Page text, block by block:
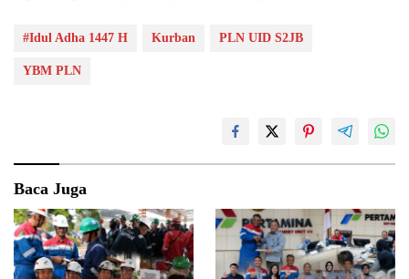
#Idul Adha 1447 H Kurban PLN UID S2JB
YBM PLN
Baca Juga